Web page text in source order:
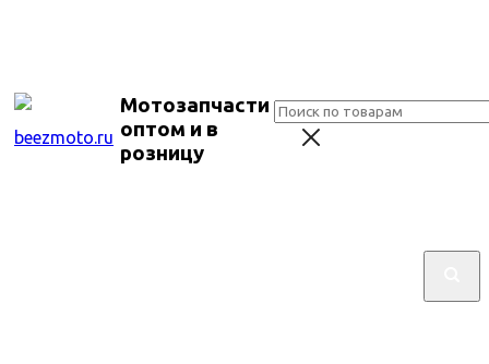
Мотозапчасти
оптом и в
розницу